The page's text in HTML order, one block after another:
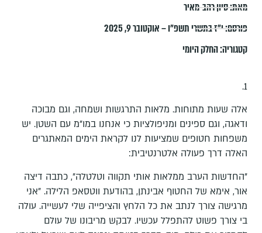
מאת:סיון רהב-מאיר
פורסם:י״ז בתשרי תשפ״ו – אוקטובר 9, 2025
קטגוריה:החלק היומי
1.
אלה שעות מתוחות. מלאות התרגשות ושמחה, וגם מבוכה
ודאגה, וגם ספינים ומניפולציות כי אנחנו במו"מ עם השטן. יש
משפחות חטופים שמציעות לנו לקראת הימים המאתגרים
האלה דרך פעולה אלטרנטיבית:
"החדשות הערב ממלאות אותי תקווה וטלטלה", כתבה דיצה
אור, אימא של החטוף אבינתן, בהודעת ווטסאפ הלילה. "אני
מרגישה צורך לנתב את כל הלחץ והציפייה שלי לעשייה. עולה
בי צורך פשוט להתפלל עכשיו. לבקש מריבונו של עולם